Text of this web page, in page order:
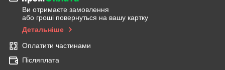
Ви отримаєте замовлення
або гроші повернуться на вашу картку
Детальніше
Оплатити частинами
Післяплата